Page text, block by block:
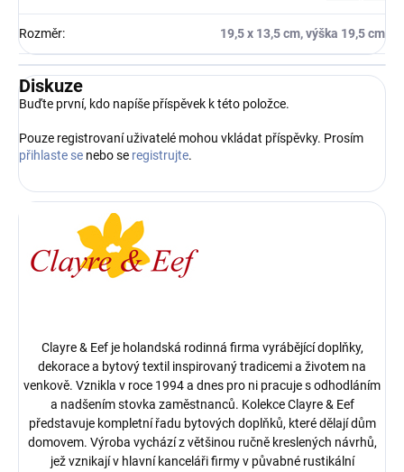
Rozměr: 19,5 x 13,5 cm, výška 19,5 cm
Diskuze
Buďte první, kdo napíše příspěvek k této položce.
Pouze registrovaní uživatelé mohou vkládat příspěvky. Prosím
přihlaste se nebo se registrujte.
Clayre & Eef je holandská rodinná firma vyrábějící doplňky,
dekorace a bytový textil inspirovaný tradicemi a životem na
venkově. Vznikla v roce 1994 a dnes pro ni pracuje s odhodláním
a nadšením stovka zaměstnanců. Kolekce Clayre & Eef
představuje kompletní řadu bytových doplňků, které dělají dům
domovem. Výroba vychází z většinou ručně kreslených návrhů,
jež vznikají v hlavní kanceláři firmy v půvabné rustikální